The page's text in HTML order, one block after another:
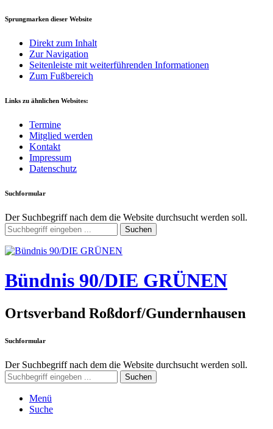
Sprungmarken dieser Website
Direkt zum Inhalt
Zur Navigation
Seitenleiste mit weiterführenden Informationen
Zum Fußbereich
Links zu ähnlichen Websites:
Termine
Mitglied werden
Kontakt
Impressum
Datenschutz
Suchformular
Der Suchbegriff nach dem die Website durchsucht werden soll.
Suchen
Bündnis 90/DIE GRÜNEN
Ortsverband Roßdorf/Gundernhausen
Suchformular
Der Suchbegriff nach dem die Website durchsucht werden soll.
Suchen
Menü
Suche